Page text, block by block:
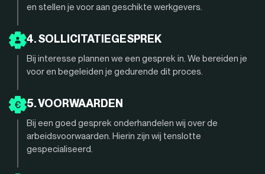
en stellen je voor aan geschikte werkgevers.
4. SOLLICITATIEGESPREK
Bij interesse plannen we een gesprek in. We bereiden je
voor en begeleiden je gedurende dit proces.
5. VOORWAARDEN
Bij een goed gesprek onderhandelen wij over de
arbeidsvoorwaarden. Hierin zijn wij tenslotte
gespecialiseerd.